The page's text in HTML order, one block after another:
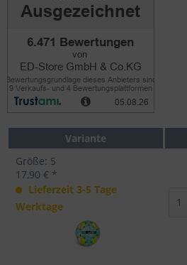
Variante
Größe: 5
17,90 € *
Lieferzeit 3-5 Tage
Werktage